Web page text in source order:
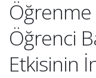
Öğrenme
Öğrenci
Etkisinin